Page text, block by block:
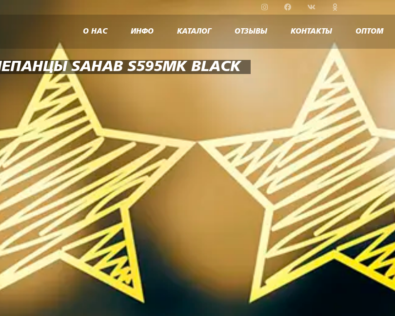
О НАС ИНФО КАТАЛОГ ОТЗЫВЫ КОНТАКТЫ ОПТОМ
SAHAB S595MK BLACK